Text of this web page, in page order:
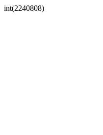
int(2240808)